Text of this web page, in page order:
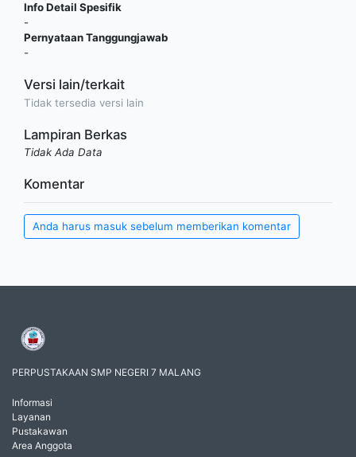
Info Detail Spesifik
-
Pernyataan Tanggungjawab
-
Versi lain/terkait
Tidak tersedia versi lain
Lampiran Berkas
Tidak Ada Data
Komentar
Anda harus masuk sebelum memberikan komentar
PERPUSTAKAAN SMP NEGERI 7 MALANG
Informasi
Layanan
Pustakawan
Area Anggota